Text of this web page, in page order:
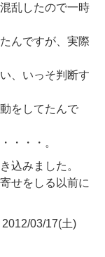
乱したので一時
んですが、実際
、いっそ判断す
をしてたんで
・・・。
込みました。
せをしる以前に
03/17(土)